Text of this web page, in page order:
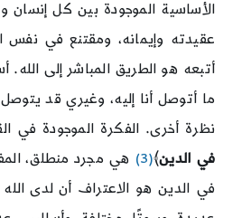
الأساسية الموجودة بين كل إنسان
عقيدته وإيمانه، ومقتنع في نفس
أتبعه هو الطريق المباشر إلى
ما أتوصل أنا إليه، وغيري قد
نظرة أخرى. الفكرة الموجودة في
في الدين﴾(3)
هي مجرد منطلق،
في الدين هو الاعتراف أن لدى